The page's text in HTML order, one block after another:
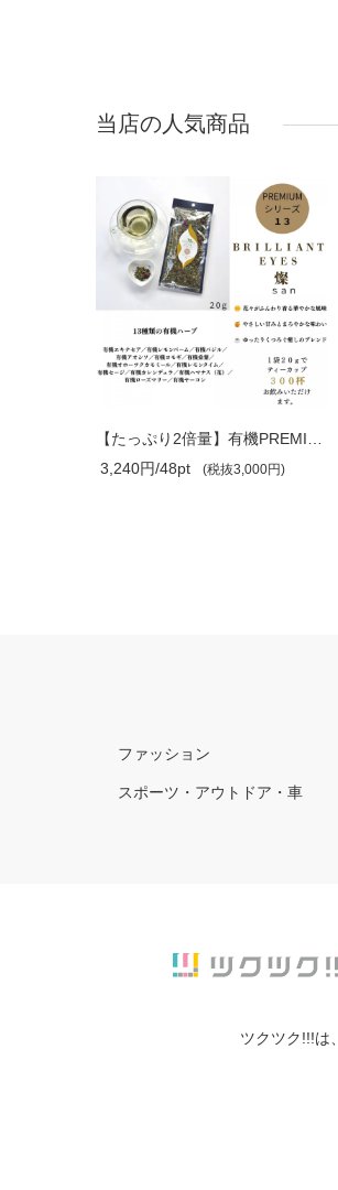
当店の人気商品
3,240円/48pt
(税抜3,000円)
ファッション
スポーツ・アウトドア・車
ツクツク!!!は、